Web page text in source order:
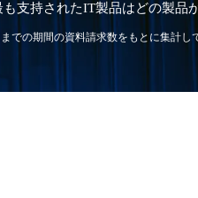
支持されたIT製品はどの製品
までの期間の資料請求数をもとに集計し